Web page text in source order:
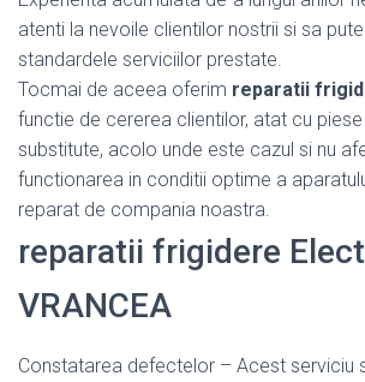
atenti la nevoile clientilor nostrii si sa
standardele serviciilor prestate.
Tocmai de aceea oferim reparatii
functie de cererea clientilor, atat cu
substitute, acolo unde este cazul si nu
functionarea in conditii optime a
reparat de compania noastra.
reparatii frigidere
VRANCEA
Constatarea defectelor – Acest serviciu